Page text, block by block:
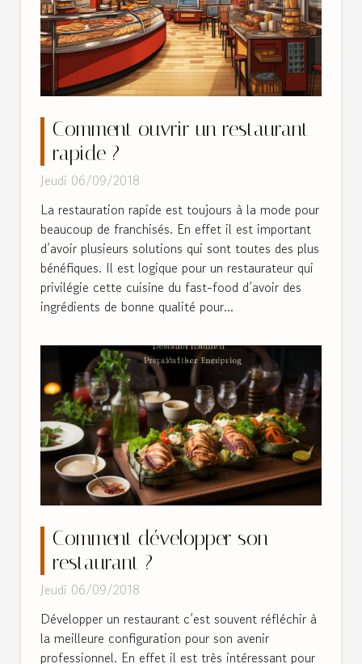
Comment ouvrir un restaurant
rapide ?
Jeudi 06/09/2018
La restauration rapide est toujours à la mode pour
beaucoup de franchisés. En effet il est important
d’avoir plusieurs solutions qui sont toutes des plus
bénéfiques. Il est logique pour un restaurateur qui
privilégie cette cuisine du fast-food d’avoir des
ingrédients de bonne qualité pour...
Comment développer son
restaurant ?
Jeudi 06/09/2018
Développer un restaurant c’est souvent réfléchir à
la meilleure configuration pour son avenir
professionnel. En effet il est très intéressant pour